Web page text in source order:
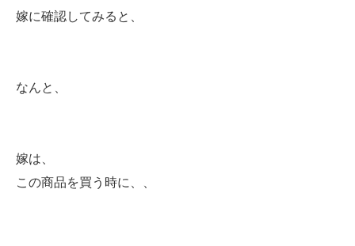
嫁に確認してみると、
なんと、
嫁は、
この商品を買う時に、、